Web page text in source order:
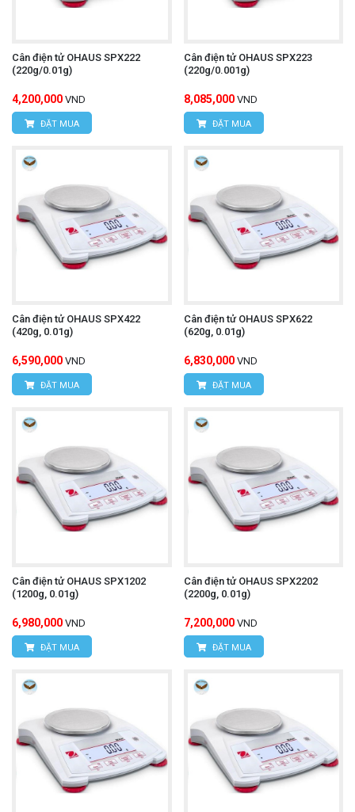
Cân điện tử OHAUS SPX222
(220g/0.01g)
4,200,000 VND
ĐẶT MUA
Cân điện tử OHAUS SPX223
(220g/0.001g)
8,085,000 VND
ĐẶT MUA
Cân điện tử OHAUS SPX422
(420g, 0.01g)
6,590,000 VND
ĐẶT MUA
Cân điện tử OHAUS SPX622
(620g, 0.01g)
6,830,000 VND
ĐẶT MUA
Cân điện tử OHAUS SPX1202
(1200g, 0.01g)
6,980,000 VND
ĐẶT MUA
Cân điện tử OHAUS SPX2202
(2200g, 0.01g)
7,200,000 VND
ĐẶT MUA